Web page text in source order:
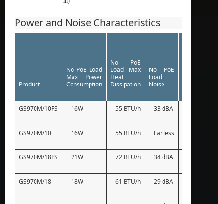
Power and Noise Characteristics
Product
No PoE Load
Max Power
Consumption
No PoE
Load Max
Heat
Dissipation
No PoE
Load
Noise
GS970M/10PS 16W 55 BTU/h 33 dBA
GS970M/10 16W 55 BTU/h Fanless
GS970M/18PS 21W 72 BTU/h 34 dBA
GS970M/18 18W 61 BTU/h 29 dBA